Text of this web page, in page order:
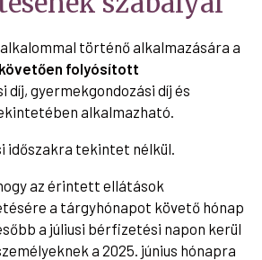
történő alkalmazására a
folyósított
díj, gyermekgondozási díj és
alkalmazható.
időszakra tekintet nélkül.
az érintett ellátások
a tárgyhónapot követő hónap
a júliusi bérfizetési napon kerül
a 2025. június hónapra